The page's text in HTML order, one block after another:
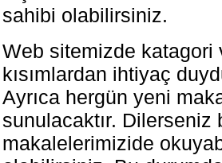
sahibi olabilirsiniz.
Web sitemizde katagori
kısımlardan ihtiyaç
Ayrıca hergün yeni
sunulacaktır.
makalelerimizide